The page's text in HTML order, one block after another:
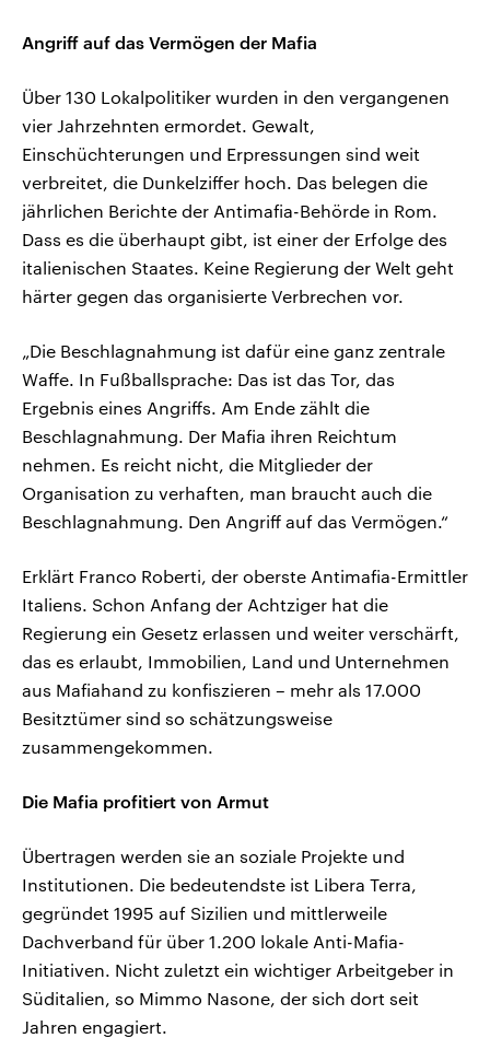
Angriff auf das Vermögen der Mafia
Über 130 Lokalpolitiker wurden in den vergangenen
vier Jahrzehnten ermordet. Gewalt,
Einschüchterungen und Erpressungen sind weit
verbreitet, die Dunkelziffer hoch. Das belegen die
jährlichen Berichte der Antimafia-Behörde in Rom.
Dass es die überhaupt gibt, ist einer der Erfolge des
italienischen Staates. Keine Regierung der Welt geht
härter gegen das organisierte Verbrechen vor.
„Die Beschlagnahmung ist dafür eine ganz zentrale
Waffe. In Fußballsprache: Das ist das Tor, das
Ergebnis eines Angriffs. Am Ende zählt die
Beschlagnahmung. Der Mafia ihren Reichtum
nehmen. Es reicht nicht, die Mitglieder der
Organisation zu verhaften, man braucht auch die
Beschlagnahmung. Den Angriff auf das Vermögen.“
Erklärt Franco Roberti, der oberste Antimafia-Ermittler
Italiens. Schon Anfang der Achtziger hat die
Regierung ein Gesetz erlassen und weiter verschärft,
das es erlaubt, Immobilien, Land und Unternehmen
aus Mafiahand zu konfiszieren – mehr als 17.000
Besitztümer sind so schätzungsweise
zusammengekommen.
Die Mafia profitiert von Armut
Übertragen werden sie an soziale Projekte und
Institutionen. Die bedeutendste ist Libera Terra,
gegründet 1995 auf Sizilien und mittlerweile
Dachverband für über 1.200 lokale Anti-Mafia-
Initiativen. Nicht zuletzt ein wichtiger Arbeitgeber in
Süditalien, so Mimmo Nasone, der sich dort seit
Jahren engagiert.